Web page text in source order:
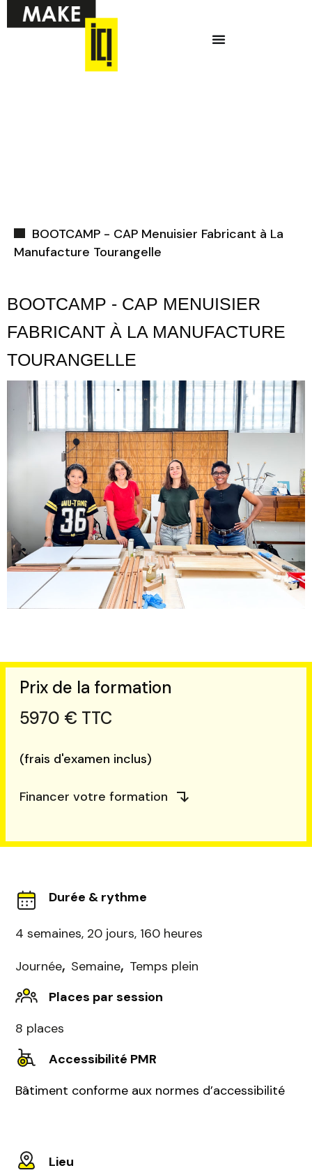
Aller
au Menu
BOOTCAMP - CAP Menuisier Fabricant à La
Manufacture Tourangelle
BOOTCAMP - CAP MENUISIER
FABRICANT À LA MANUFACTURE
TOURANGELLE
Prix de la formation
5970 € TTC
(frais d'examen inclus)
Financer votre formation
Durée & rythme
4 semaines, 20 jours, 160 heures
Journée, Semaine, Temps plein
Places par session
8 places
Accessibilité PMR
Bâtiment conforme aux normes d’accessibilité
Lieu